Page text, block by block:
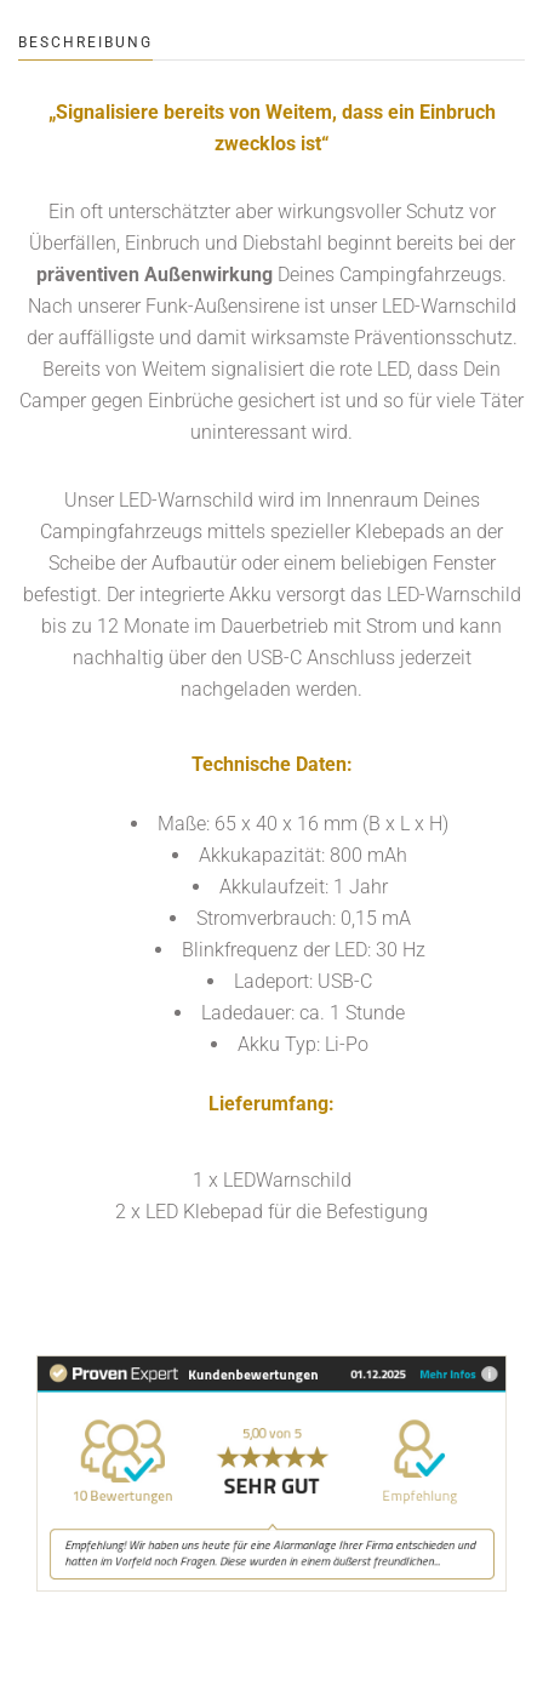
BESCHREIBUNG
„Signalisiere bereits von Weitem, dass ein Einbruch
zwecklos ist“
Ein oft unterschätzter aber wirkungsvoller Schutz vor
Überfällen, Einbruch und Diebstahl beginnt bereits bei der
präventiven Außenwirkung Deines Campingfahrzeugs.
Nach unserer Funk-Außensirene ist unser LED-Warnschild
der auffälligste und damit wirksamste Präventionsschutz.
Bereits von Weitem signalisiert die rote LED, dass Dein
Camper gegen Einbrüche gesichert ist und so für viele Täter
uninteressant wird.
Unser LED-Warnschild wird im Innenraum Deines
Campingfahrzeugs mittels spezieller Klebepads an der
Scheibe der Aufbautür oder einem beliebigen Fenster
befestigt. Der integrierte Akku versorgt das LED-Warnschild
bis zu 12 Monate im Dauerbetrieb mit Strom und kann
nachhaltig über den USB-C Anschluss jederzeit
nachgeladen werden.
Technische Daten:
Maße: 65 x 40 x 16 mm (B x L x H)
Akkukapazität: 800 mAh
Akkulaufzeit: 1 Jahr
Stromverbrauch: 0,15 mA
Blinkfrequenz der LED: 30 Hz
Ladeport: USB-C
Ladedauer: ca. 1 Stunde
Akku Typ: Li-Po
Lieferumfang:
1 x LEDWarnschild
2 x LED Klebepad für die Befestigung